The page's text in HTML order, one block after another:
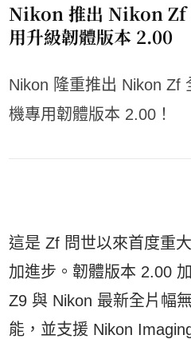
Nikon 推出 Nikon Zf
用升級韌體版本 2.00
Nikon 隆重推出 Nikon Zf
機專用韌體版本 2.00！
這是 Zf 問世以來首度重
加進步。韌體版本 2.00
Z9 與 Nikon 最新全片幅
能，並支援 Nikon